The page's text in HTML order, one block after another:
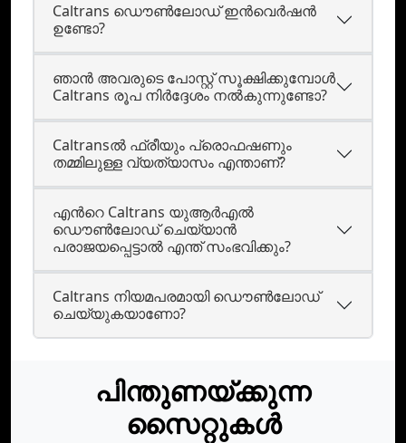
Caltrans ഡൌണ്‍ലോഡ്‌ ഇന്‍വെര്‍ഷന്‍
ഉണ്ടോ?
ഞാന്‍ അവരുടെ പോസ്റ്റ്‌ സൂക്ഷിക്കുമ്പോള്‍
Caltrans രൂപ നിര്‍ദ്ദേശം നല്‍കുന്നുണ്ടോ?
Caltransല്‍ ഫ്രീയും പ്രൊഫഷണും
തമ്മിലുള്ള വ്യത്യാസം എന്താണ്?
എന്‍റെ Caltrans യുആര്‍എല്‍
ഡൌണ്‍ലോഡ് ചെയ്യാന്‍
പരാജയപ്പെട്ടാല്‍ എന്ത് സംഭവിക്കും?
Caltrans നിയമപരമായി ഡൌണ്‍ലോഡ്
ചെയ്യുകയാണോ?
പിന്തുണയ്ക്കുന്ന
സൈറ്റുകൾ